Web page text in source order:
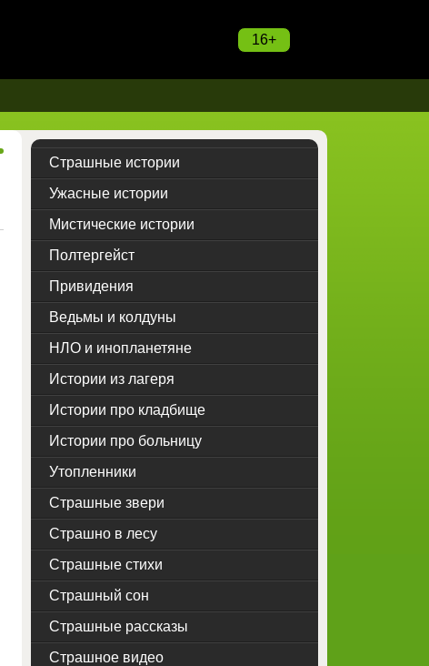
16+
Страшные истории
Ужасные истории
Мистические истории
Полтергейст
Привидения
Ведьмы и колдуны
НЛО и инопланетяне
Истории из лагеря
Истории про кладбище
Истории про больницу
Утопленники
Страшные звери
Страшно в лесу
Страшные стихи
Страшный сон
Страшные рассказы
Страшное видео